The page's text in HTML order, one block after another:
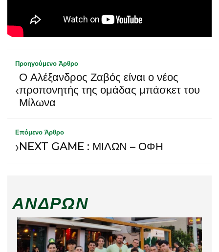
Προηγούμενο Άρθρο
‹
Ο Αλέξανδρος Ζαβός είναι ο νέος
προπονητής της ομάδας μπάσκετ του
Μίλωνα
Επόμενο Άρθρο
›NEXT GAME : ΜΙΛΩΝ – ΟΦΗ
ΑΝΔΡΏΝ